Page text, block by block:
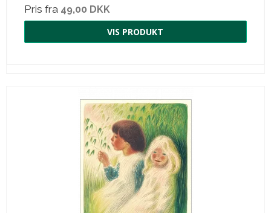
Pris fra 49,00 DKK
VIS PRODUKT